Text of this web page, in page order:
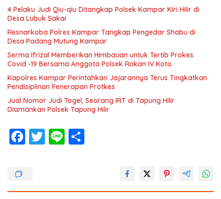
4 Pelaku Judi Qiu-qiu Ditangkap Polsek Kampar Kiri Hilir di
Desa Lubuk Sakai
Resnarkoba Polres Kampar Tangkap Pengedar Shabu di
Desa Padang Mutung Kampar
Serma Ifrizal Memberikan Himbauan untuk Tertib Prokes
Covid -19 Bersama Anggota Polsek Rokan IV Koto
Kapolres Kampar Perintahkan Jajarannya Terus Tingkatkan
Pendisiplinan Penerapan Protkes
Jual Nomor Judi Togel, Seorang IRT di Tapung Hilir
Diamankan Polsek Tapung Hilir
F T Li